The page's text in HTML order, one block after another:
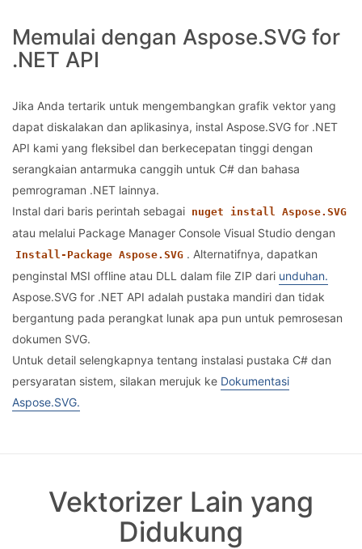
Memulai dengan Aspose.SVG for
.NET API
Jika Anda tertarik untuk mengembangkan grafik vektor yang
dapat diskalakan dan aplikasinya, instal Aspose.SVG for .NET
API kami yang fleksibel dan berkecepatan tinggi dengan
serangkaian antarmuka canggih untuk C# dan bahasa
pemrograman .NET lainnya.
Instal dari baris perintah sebagai nuget install Aspose.SVG
atau melalui Package Manager Console Visual Studio dengan
Install-Package Aspose.SVG . Alternatifnya, dapatkan
penginstal MSI offline atau DLL dalam file ZIP dari unduhan.
Aspose.SVG for .NET API adalah pustaka mandiri dan tidak
bergantung pada perangkat lunak apa pun untuk pemrosesan
dokumen SVG.
Untuk detail selengkapnya tentang instalasi pustaka C# dan
persyaratan sistem, silakan merujuk ke Dokumentasi
Aspose.SVG.
Vektorizer Lain yang
Didukung